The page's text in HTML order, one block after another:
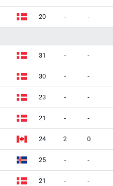
20 - -
31 - -
30 - -
23 - -
21 - -
24 2 0
25 - -
21 - -